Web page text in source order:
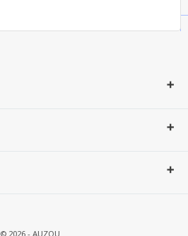
© 2026 - AUZOU